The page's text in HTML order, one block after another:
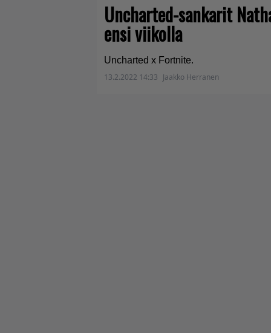
Uncharted-sankarit
ensi viikolla
Uncharted x Fortnite.
13.2.2022 14:33 Jaakko Herranen